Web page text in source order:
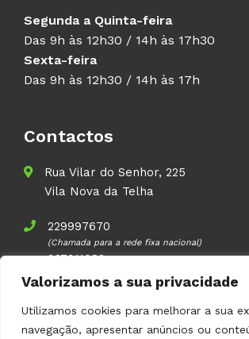
Valorizamos a sua privacidade
Utilizamos cookies para melhorar a sua
navegação, apresentar anúncios ou
Segunda a Quinta-feira
Das 9h às 12h30 / 14h às 17h30
Sexta-feira
Das 9h às 12h30 / 14h às 17h
Contactos
Rua Vilar do Senhor, 225
Vila Nova da Telha
229997670
(Chamada para a rede fixa nacional)
937911083
(Chamada para a rede móvel nacional)
geral@volupal.pt